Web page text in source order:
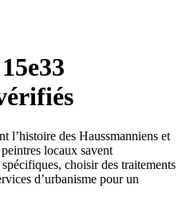
33
l’histoire des Haussmanniens et
locaux savent
choisir des traitements
d’urbanisme pour un